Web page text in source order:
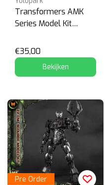
Transformers AMK
Series Model Kit
€35,00
Bekijken
Pre Order